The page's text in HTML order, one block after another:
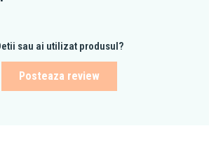
sau ai utilizat produsul?
Posteaza review